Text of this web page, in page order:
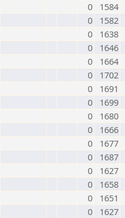
0
1584
0
1582
0
1638
0
1646
0
1664
0
1702
0
1691
0
1699
0
1680
0
1666
0
1677
0
1687
0
1627
0
1658
0
1651
0
1627